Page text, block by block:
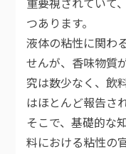
重要視されていて
つあります。
液体の粘性に関わ
せんが、香味物質
究は数少なく、飲
はほとんど報告さ
そこで、基礎的な
料における粘性の